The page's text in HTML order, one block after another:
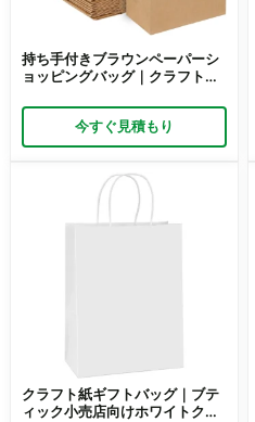
持ち手付きブラウンペーパーシ
ョッピングバッグ｜クラフト紙
ッチパック
今すぐ見積もり
クラフト紙ギフトバッグ｜ブテ
ィック小売店向けホワイトクラ